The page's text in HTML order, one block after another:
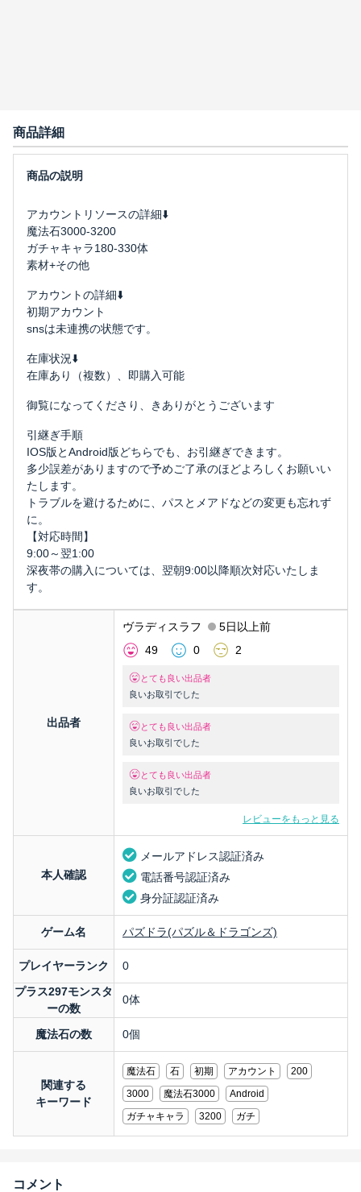
商品詳細
アカウントリソースの詳細⬇️
魔法石3000-3200
ガチャキャラ180-330体
素材+その他
アカウントの詳細⬇️
初期アカウント
snsは未連携の状態です。
在庫状況⬇️
在庫あり（複数）、即購入可能
御覧になってくださり、きありがとうございます
引継ぎ手順
IOS版とAndroid版どちらでも、お引継ぎできます。
多少誤差がありますので予めご了承のほどよろしくお願いい
たします。
トラブルを避けるために、パスとメアドなどの変更も忘れず
に。
【対応時間】
9:00～翌1:00
深夜帯の購入については、翌朝9:00以降順次対応いたしま
す。
出品者
ヴラディスラフ
5日以上前
49
0 2
とても良い出品者
良いお取引でした
とても良い出品者
良いお取引でした
とても良い出品者
良いお取引でした
レビューをもっと見る
本人確認
メールアドレス認証済み
電話番号認証済み
身分証認証済み
ゲーム名 パズドラ(パズル＆ドラゴンズ)
プレイヤーランク
0
プラス297モンスタ
ーの数
0体
魔法石の数 0個
関連する
キーワード
魔法石 石 初期 アカウント
200
3000
魔法石3000
Android
ガチャキャラ
3200 ガチ
コメント